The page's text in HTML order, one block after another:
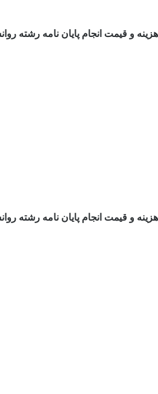
هزینه و قیمت انجام پایان نامه رشته
هزینه و قیمت انجام پایان نامه رشته